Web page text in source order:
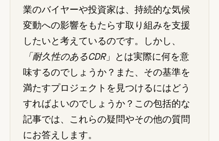
業のバイヤーや投資家は、持続的な気候
変動への影響をもたらす取り組みを支援
したいと考えているのです。しかし、
「耐久性のあるCDR」とは実際に何を意
味するのでしょうか？また、その基準を
満たすプロジェクトを見つけるにはどう
すればよいのでしょうか？この包括的な
記事では、これらの疑問やその他の質問
にお答えします。